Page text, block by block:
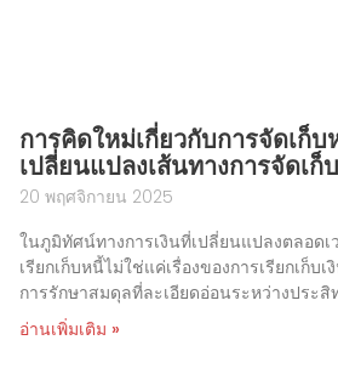
การคิดใหม่เกี่ยวกับการจัดเก็
เปลี่ยนแปลงเส้นทางการจัดเก็
20 พฤศจิกายน 2025
ในภูมิทัศน์ทางการเงินที่เปลี่ยนแปลงตลอด
เรียกเก็บหนี้ไม่ใช่แค่เรื่องของการเรียกเก็บ
การรักษาสมดุลที่ละเอียดอ่อนระหว่างประสิ
อ่านเพิ่มเติม »